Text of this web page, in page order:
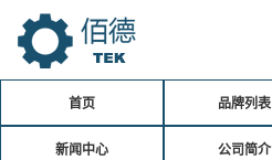
首页 品牌列表
新闻中心 公司简介